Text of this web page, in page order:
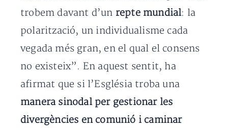
trobem davant d’un repte mundial: la
polarització, un individualisme cada
vegada més gran, en el qual el consens
no existeix”. En aquest sentit, ha
afirmat que si l’Església troba una
manera sinodal per gestionar les
divergències en comunió i caminar